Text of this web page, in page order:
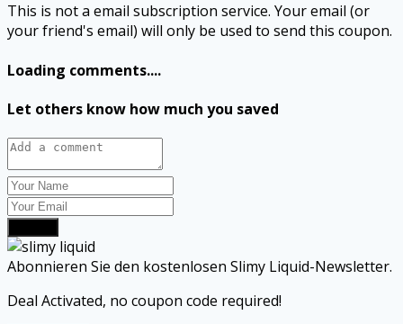
This is not a email subscription service. Your email (or
your friend's email) will only be used to send this coupon.
Loading comments....
Let others know how much you saved
Abonnieren Sie den kostenlosen Slimy Liquid-Newsletter.
Deal Activated, no coupon code required!